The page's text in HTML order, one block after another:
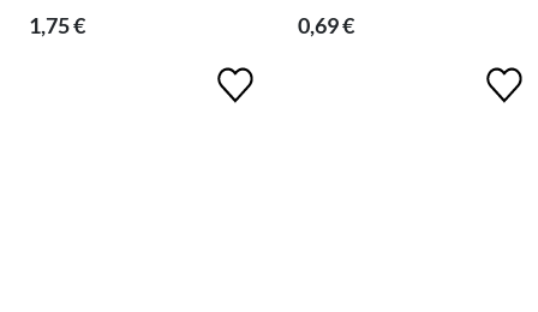
1,75 € 0,69 €